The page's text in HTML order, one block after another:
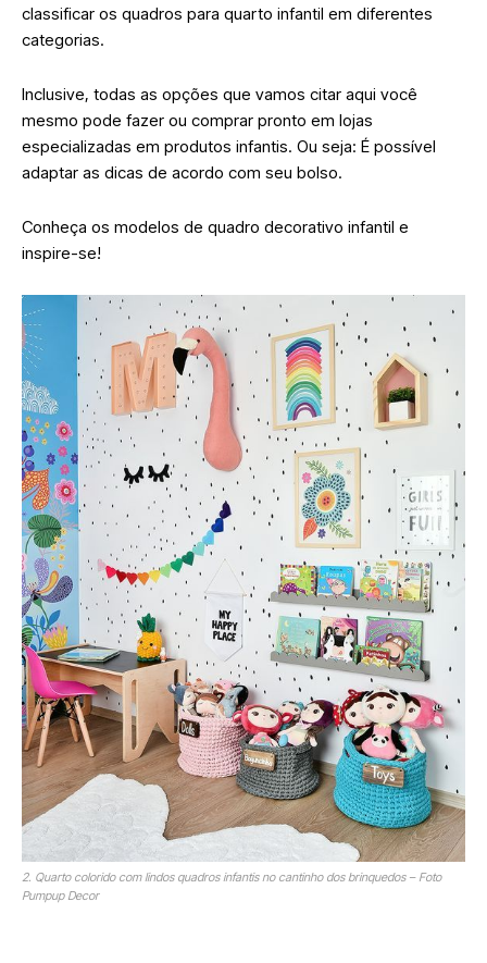
classificar os quadros para quarto infantil em diferentes
categorias.
Inclusive, todas as opções que vamos citar aqui você
mesmo pode fazer ou comprar pronto em lojas
especializadas em produtos infantis. Ou seja: É possível
adaptar as dicas de acordo com seu bolso.
Conheça os modelos de quadro decorativo infantil e
inspire-se!
2. Quarto colorido com lindos quadros infantis no cantinho dos brinquedos – Foto
Pumpup Decor